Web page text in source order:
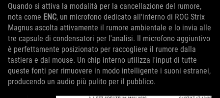
Quando si attiva la modalità per la cancellazione del rumore,
nota come ENC, un microfono dedicato all'interno di ROG Strix
Magnus ascolta attivamente il rumore ambientale e lo invia alle
tre capsule di condensatori per l'analisi. Il microfono aggiuntivo
è perfettamente posizionato per raccogliere il rumore dalla
tastiera e dal mouse. Un chip interno utilizza l'input di tutte
queste fonti per rimuovere in modo intelligente i suoni estranei,
producendo un audio più pulito per il pubblico.